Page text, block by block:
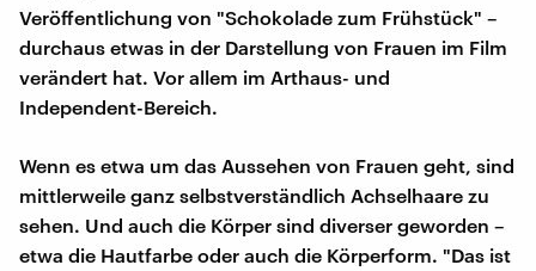
Veröffentlichung von "Schokolade zum Frühstück" –
durchaus etwas in der Darstellung von Frauen im Film
verändert hat. Vor allem im Arthaus- und
Independent-Bereich.
Wenn es etwa um das Aussehen von Frauen geht, sind
mittlerweile ganz selbstverständlich Achselhaare zu
sehen. Und auch die Körper sind diverser geworden –
etwa die Hautfarbe oder auch die Körperform. "Das ist